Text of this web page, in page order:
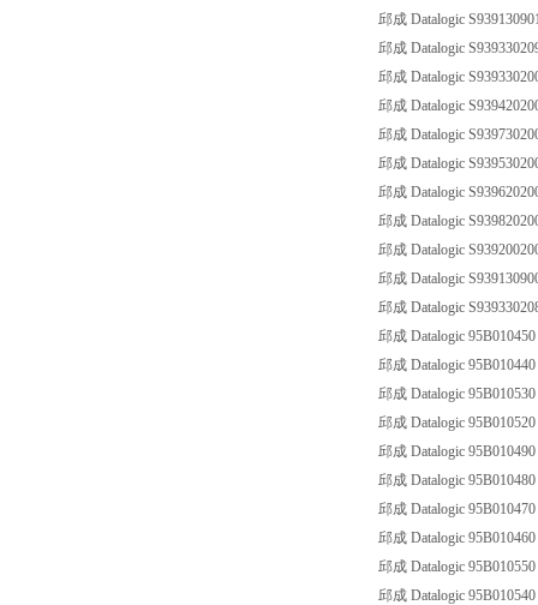
邱成 Datalogic
邱成 Datalogic
邱成 Datalogic
邱成 Datalogic
邱成 Datalogic
邱成 Datalogic
邱成 Datalogic
邱成 Datalogic
邱成 Datalogic
邱成 Datalogic
邱成 Datalogic
邱成 Datalogic
邱成 Datalogic
邱成 Datalogic
邱成 Datalogic
邱成 Datalogic
邱成 Datalogic
邱成 Datalogic
邱成 Datalogic
邱成 Datalogic
邱成 Datalogic